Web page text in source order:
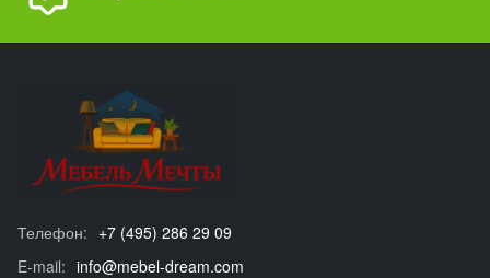
Телефон: +7 (495) 286 29 09
E-mail: info@mebel-dream.com